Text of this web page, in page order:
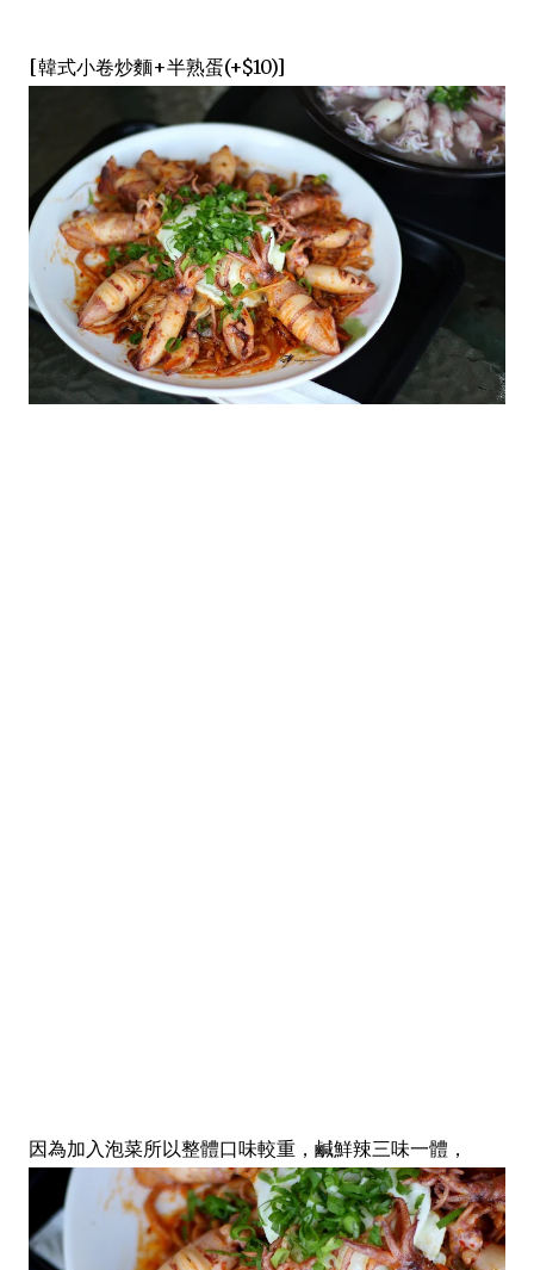
[韓式小卷炒麵+半熟蛋(+$10)]
因為加入泡菜所以整體口味較重，鹹鮮辣三味一體，